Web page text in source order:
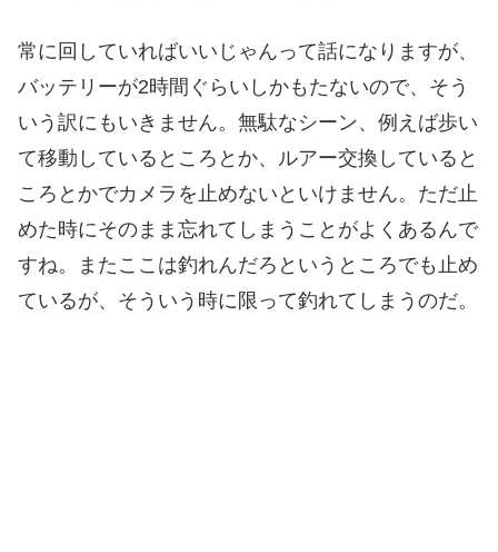
常に回していればいいじゃんって話になりますが、
バッテリーが2時間ぐらいしかもたないので、そう
いう訳にもいきません。無駄なシーン、例えば歩い
て移動しているところとか、ルアー交換していると
ころとかでカメラを止めないといけません。ただ止
めた時にそのまま忘れてしまうことがよくあるんで
すね。またここは釣れんだろというところでも止め
ているが、そういう時に限って釣れてしまうのだ。